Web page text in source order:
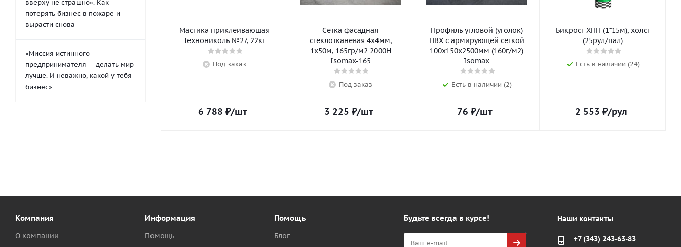
Мастика приклеивающая
Технониколь №27, 22кг
Под заказ
6 788 ₽/шт
Сетка фасадная
стеклотканевая 4х4мм,
1х50м, 165гр/м2 2000Н
Isomax-165
Под заказ
3 225 ₽/шт
Профиль угловой (уголок)
ПВХ с армирующей сеткой
100х150х2500мм (160г/м2)
Isomax
Есть в наличии (2)
76 ₽/шт
Бикрост ХПП (1*15м), холст
(25рул/пал)
Есть в наличии (24)
2 553 ₽/рул
вверху не страшно». Как
потерять бизнес в пожаре и
вырасти снова
«Миссия истинного
предпринимателя — делать мир
лучше. И неважно, какой у тебя
бизнес»
Компания
О компании
Информация
Помощь
Помощь
Блог
Будьте всегда в курсе! Наши контакты
+7 (343) 243-63-83